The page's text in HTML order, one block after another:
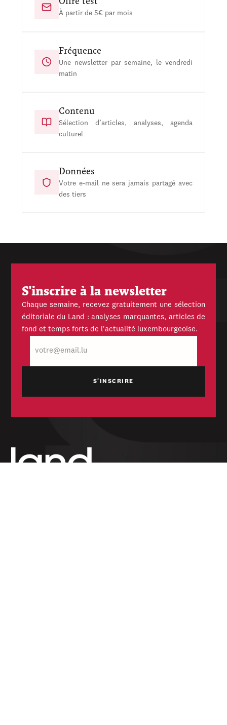
À partir de 5€ par mois
Fréquence
Une newsletter par semaine, le vendredi
matin
Contenu
Sélection d’articles, analyses, agenda
culturel
Données
Votre e-mail ne sera jamais partagé avec
des tiers
S'inscrire à la newsletter
Chaque semaine, recevez gratuitement une sélection
éditoriale du Land : analyses marquantes, articles de
fond et temps forts de l'actualité luxembourgeoise.
mail